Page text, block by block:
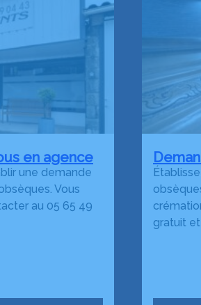
en agence
une demande
Vous
au 05 65 49
gratuit